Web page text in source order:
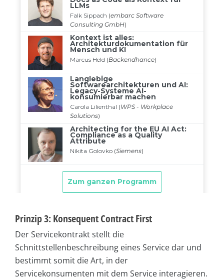
Prinzip 3: Konsequent Contract First
Der Servicekontrakt stellt die
Schnittstellenbeschreibung eines Service dar und
bestimmt somit die Art, in der
Servicekonsumenten mit dem Service interagieren.